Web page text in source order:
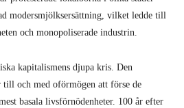
modersmjölksersättning, vilket ledde till
och monopoliserade industrin.
kapitalismens djupa kris. Den
till och med oförmögen att förse de
basala livsförnödenheter. 100 år efter